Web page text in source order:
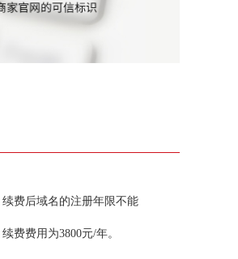
费后域名的注册年限不能
费费用为3800元/年。